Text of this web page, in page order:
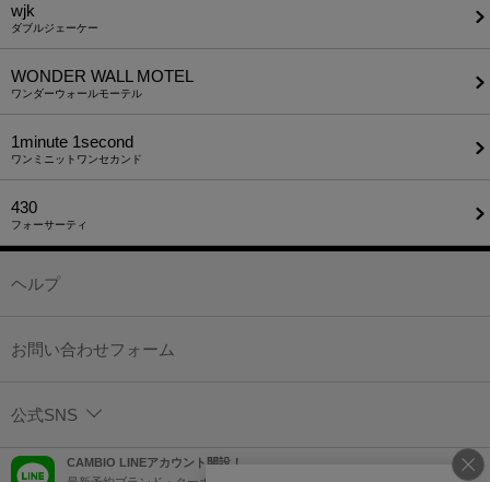
wjk
ダブルジェーケー
WONDER WALL MOTEL
ワンダーウォールモーテル
1minute​ 1second
ワンミニットワンセカンド
430
フォーサーティ
ヘルプ
お問い合わせフォーム
公式SNS
CAMBIO LINEアカウント開設！